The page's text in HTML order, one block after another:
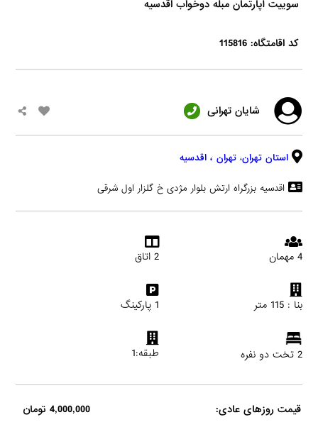
سوییت آپارتمان مبله دوخواب اقدسیه
کد اقامتگاه: 115816
شایان تهرانی
استان تهران، تهران ، اقدسیه
اقدسیه بزرگراه ارتش بلوار مژدی خ گلزار اول شرقی
4 مهمان 2 اتاق
بنا : 115 متر 1 پارکینگ
2 تخت دو نفره طبقه:1
قیمت روزهای عادی: 4,000,000 تومان